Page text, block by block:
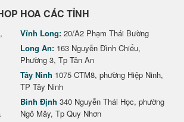
HOA CÁC TỈNH
Vĩnh Long: 20/A2 Phạm Thái Bường
Long An: 163 Nguyễn Đình Chiểu,
Phường 3, Tp Tân An
Tây Ninh 1075 CTM8, phường Hiệp Ninh,
TP Tây Ninh
Bình Định 340 Nguyễn Thái Học, phường
Ngô Mây, Tp Quy Nhơn